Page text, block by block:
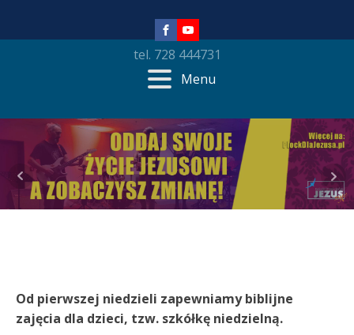
tel. 728 444731
Menu
Od pierwszej niedzieli zapewniamy biblijne
zajęcia dla dzieci, tzw. szkółkę niedzielną.